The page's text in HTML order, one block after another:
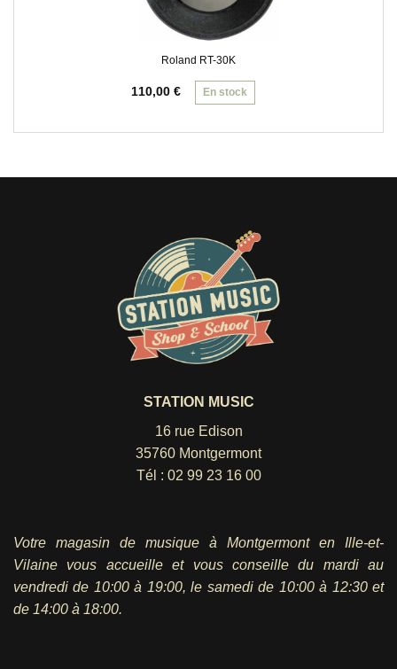
Roland RT-30K
110,00 € En stock
STATION MUSIC
16 rue Edison
35760 Montgermont
Tél : 02 99 23 16 00
Votre magasin de musique à Montgermont en Ille-et-
Vilaine vous accueille et vous conseille du mardi au
vendredi de 10:00 à 19:00, le samedi de 10:00 à 12:30 et
de 14:00 à 18:00.